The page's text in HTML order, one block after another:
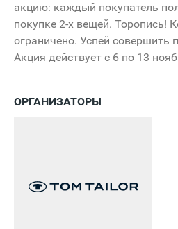
акцию: каждый покупатель
покупке 2-х вещей. Торопись!
ограничено. Успей совершить
Акция действует с 6 по 13
ОРГАНИЗАТОРЫ